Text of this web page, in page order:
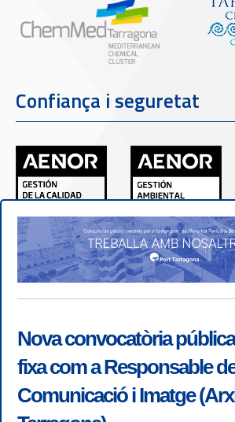
Confiança i seguretat
Nova convocatòria
fixa com a Responsable
Comunicació i Imatge